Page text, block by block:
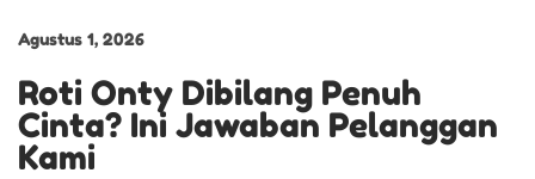
Agustus 1, 2026
Roti Onty Dibilang Penuh
Cinta? Ini Jawaban Pelanggan
Kami